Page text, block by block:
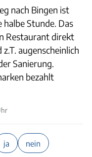
nach Bingen ist
halbe Stunde. Das
Restaurant direkt
augenscheinlich
Sanierung.
bezahlt
ja nein